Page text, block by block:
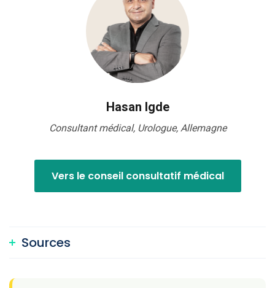
Hasan Igde
Consultant médical, Urologue, Allemagne
Vers le conseil consultatif médical
Sources